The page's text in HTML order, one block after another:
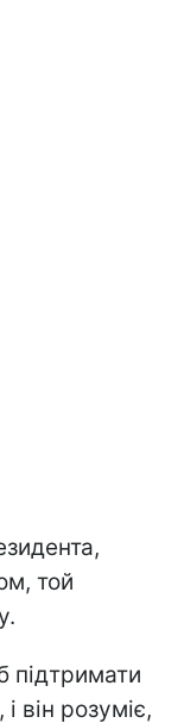
той
підтримати
він розуміє,